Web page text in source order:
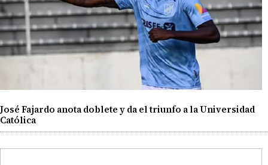
José Fajardo anota doblete y da el triunfo a la Universidad
Católica